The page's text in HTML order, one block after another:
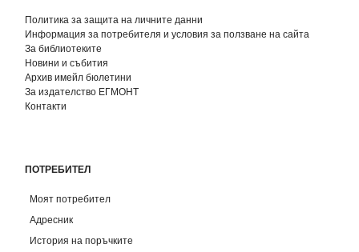
Политика за защита на личните данни
Информация за потребителя и условия за ползване на сайта
За библиотеките
Новини и събития
Архив имейл бюлетини
За издателство ЕГМОНТ
Контакти
ПОТРЕБИТЕЛ
Моят потребител
Адресник
История на поръчките